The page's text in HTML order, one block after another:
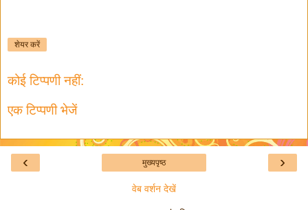
शेयर करें
कोई टिप्पणी नहीं:
एक टिप्पणी भेजें
‹ ›
मुख्यपृष्ठ
वेब वर्शन देखें